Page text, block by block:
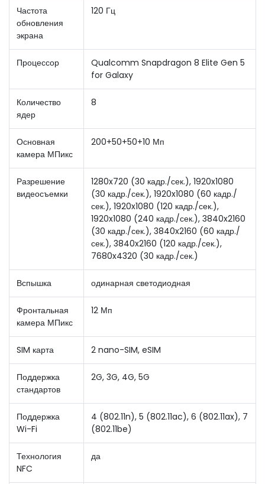
Частота
обновления
экрана
120 Гц
Процессор
Qualcomm Snapdragon 8 Elite Gen 5
for Galaxy
Количество
ядер
8
Основная
камера МПикс
200+50+50+10 Мп
Разрешение
видеосъемки
1280x720 (30 кадр./сек.), 1920x1080
(30 кадр./сек.), 1920x1080 (60 кадр./
сек.), 1920x1080 (120 кадр./сек.),
1920x1080 (240 кадр./сек.), 3840x2160
(30 кадр./сек.), 3840x2160 (60 кадр./
сек.), 3840x2160 (120 кадр./сек.),
7680x4320 (30 кадр./сек.)
Вспышка одинарная светодиодная
Фронтальная
камера МПикс
12 Мп
SIM карта 2 nano-SIM, eSIM
Поддержка
стандартов
2G, 3G, 4G, 5G
Поддержка
Wi-Fi
4 (802.11n), 5 (802.11ac), 6 (802.11ax), 7
(802.11be)
Технология
NFC
да